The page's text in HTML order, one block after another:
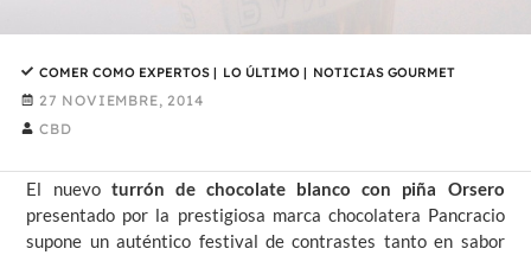
COMER COMO EXPERTOS| LO ÚLTIMO| NOTICIAS GOURMET
27 NOVIEMBRE, 2014
CBD
El nuevo turrón de chocolate blanco con piña Orsero
presentado por la prestigiosa marca chocolatera Pancracio
supone un auténtico festival de contrastes tanto en sabor